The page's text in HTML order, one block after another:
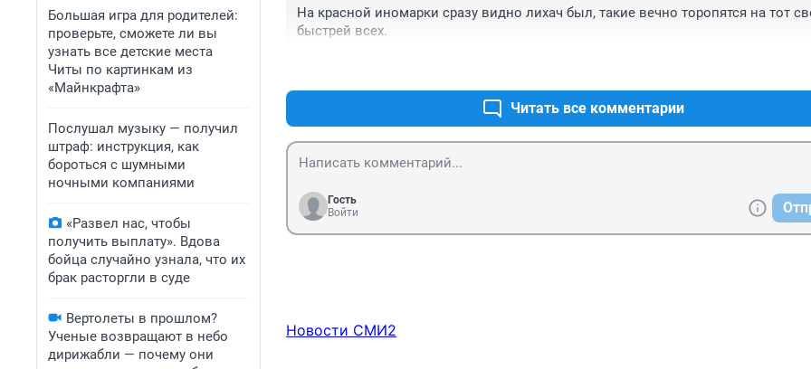
Большая игра для родителей:
проверьте, сможете ли вы
узнать все детские места
Читы по картинкам из
«Майнкрафта»
Послушал музыку — получил
штраф: инструкция, как
бороться с шумными
ночными компаниями
«Развел нас, чтобы
получить выплату». Вдова
бойца случайно узнала, что их
брак расторгли в суде
Вертолеты в прошлом?
Ученые возвращают в небо
дирижабли — почему они
На красной иномарки сразу видно лихач был, такие вечно торопятся на тот
быстрей всех.
Читать все комментарии
Гость
Войти
Новости СМИ2